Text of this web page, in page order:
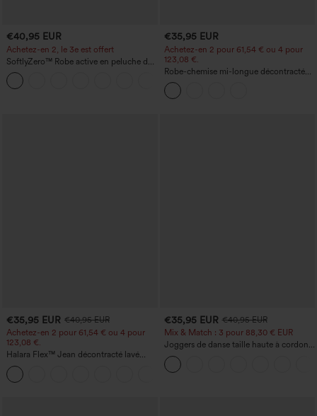
€40,95 EUR
Achetez-en 2, le 3e est offert
SoftlyZero™ Robe active en peluche dos
nu — Édition Hyper Facile
€35,95 EUR
Achetez-en 2 pour 61,54 € ou 4 pour
123,08 €.
Robe-chemise mi-longue décontractée
à col, mancherons, ceinturée, ourlet
fendu incurvé et poches
€35,95 EUR €40,95 EUR
Achetez-en 2 pour 61,54 € ou 4 pour
123,08 €.
Halara Flex™ Jean décontracté lavé
taille haute à poche croisée
€35,95 EUR €40,95 EUR
Mix & Match : 3 pour 88,30 € EUR
Joggers de danse taille haute à cordon,
effet froncé, coupe fuselée, à séchage
rapide et toucher frais, avec poches —
UPF40+